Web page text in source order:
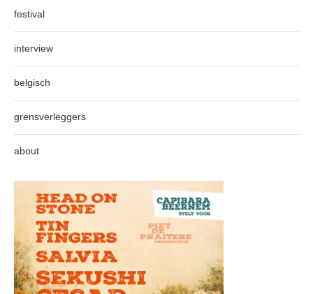
festival
interview
belgisch
grensverleggers
about